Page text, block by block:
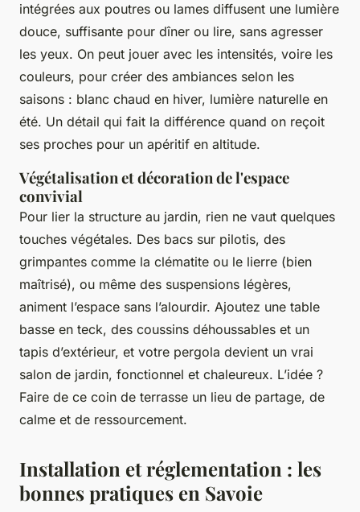
intégrées aux poutres ou lames diffusent une lumière
douce, suffisante pour dîner ou lire, sans agresser
les yeux. On peut jouer avec les intensités, voire les
couleurs, pour créer des ambiances selon les
saisons : blanc chaud en hiver, lumière naturelle en
été. Un détail qui fait la différence quand on reçoit
ses proches pour un apéritif en altitude.
Végétalisation et décoration de l'espace
convivial
Pour lier la structure au jardin, rien ne vaut quelques
touches végétales. Des bacs sur pilotis, des
grimpantes comme la clématite ou le lierre (bien
maîtrisé), ou même des suspensions légères,
animent l’espace sans l’alourdir. Ajoutez une table
basse en teck, des coussins déhoussables et un
tapis d’extérieur, et votre pergola devient un vrai
salon de jardin, fonctionnel et chaleureux. L’idée ?
Faire de ce coin de terrasse un lieu de partage, de
calme et de ressourcement.
Installation et réglementation : les
bonnes pratiques en Savoie